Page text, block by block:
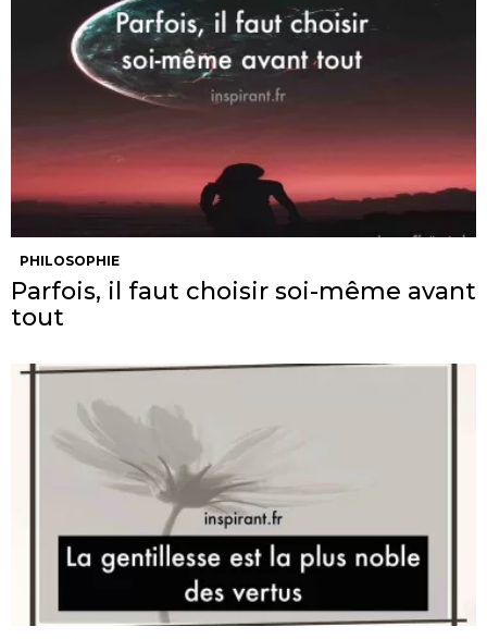
PHILOSOPHIE
Parfois, il faut choisir soi-même avant
tout